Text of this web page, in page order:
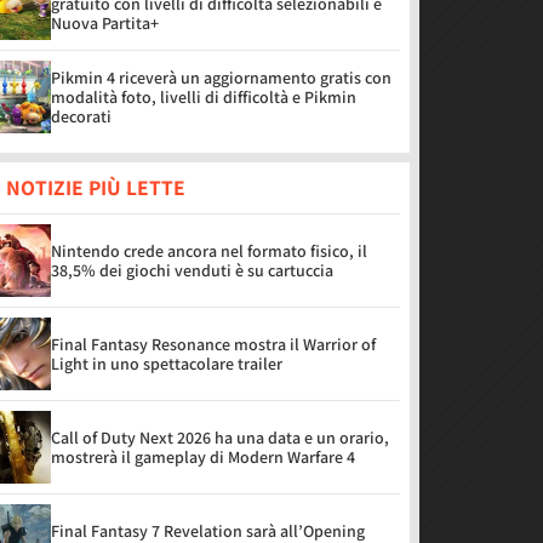
Nuova Partita+
Pikmin 4 riceverà un aggiornamento gratis con
modalità foto, livelli di difficoltà e Pikmin
decorati
NOTIZIE PIÙ LETTE
Nintendo crede ancora nel formato fisico, il
38,5% dei giochi venduti è su cartuccia
Final Fantasy Resonance mostra il Warrior of
Light in uno spettacolare trailer
Call of Duty Next 2026 ha una data e un orario,
mostrerà il gameplay di Modern Warfare 4
Final Fantasy 7 Revelation sarà all’Opening